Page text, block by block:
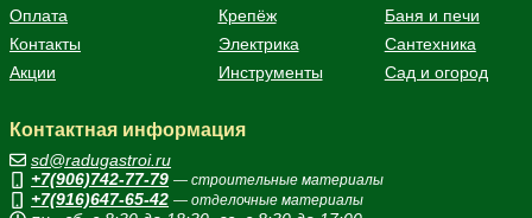
Оплата
Контакты
Акции
Крепёж
Баня и печи
Электрика
Сантехника
Инструменты
Сад и огород
Контактная информация
sd@radugastroi.ru
+7(906)742-77-79 — строительные материалы
+7(916)647-65-42 — отделочные материалы